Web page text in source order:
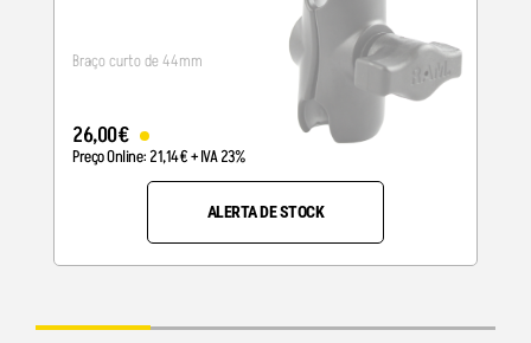
Braço curto de 44mm
26,00€
Preço Online: 21,14€+ IVA 23%
ALERTA DE STOCK